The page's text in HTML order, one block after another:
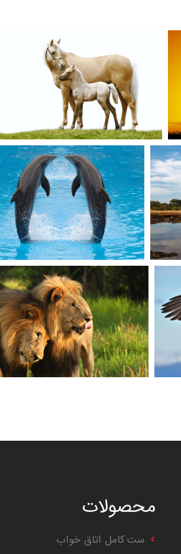
محصولات
ست کامل اتاق خواب